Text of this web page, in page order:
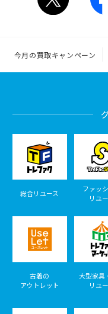
今月の買取キャンペーン
総合リユース
ファッ
リユ
古着の
アウトレット
大型家具
リユ